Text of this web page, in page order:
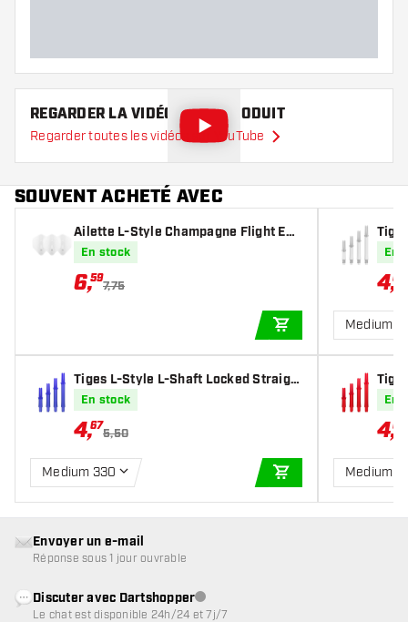
REGARDER LA VIDÉO DE CE PRODUIT
Regarder toutes les vidéos sur YouTube
SOUVENT ACHETÉ AVEC
Ailette L-Style Champagne Flight EZ
L1 Standard White
En stock
6,59
7,75
AJOUTER AU
Tiges L-Style L-Shaft Locked Straigh
t Blue
En stock
4,67
5,50
Medium 330
AJOUTER AU
tEn
4,67
Medium
t Red
En
4,67
Medium
Envoyer un e-mail
Réponse sous 1 jour ouvrable
Discuter avec DartshopperService client indisponible
Le chat est disponible 24h/24 et 7j/7